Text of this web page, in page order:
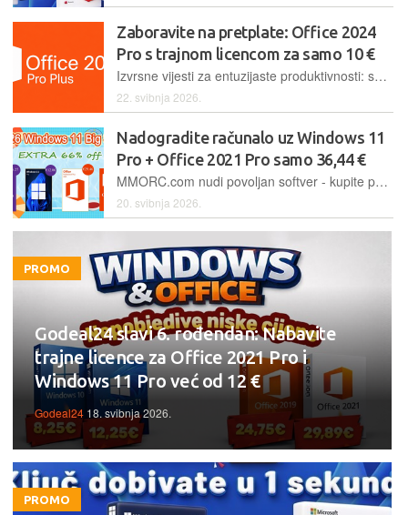
Zaboravite na pretplate: Office 2024
Pro s trajnom licencom za samo 10 €
Izvrsne vijesti za entuzijaste produktivnosti: sada možete nabaviti najnoviju verziju Office paketa za samo 10 eura, s trajnom licencom i bez potrebne pretplate
22. svibnja 2026.
Nadogradite računalo uz Windows 11
Pro + Office 2021 Pro samo 36,44 €
MMORC.com nudi povoljan softver - kupite paket koji uključuje Office 2021 Pro i Windows 11 Pro za samo 36,44 € i opremite računalo novim trajno aktiviranim originalnim softverom
20. svibnja 2026.
PROMO
Godeal24 slavi 6. rođendan: Nabavite
trajne licence za Office 2021 Pro i
Windows 11 Pro već od 12 €
Godeal24 18. svibnja 2026.
PROMO